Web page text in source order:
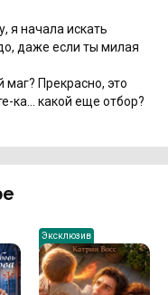
я начала искать
даже если ты милая
маг? Прекрасно, это
ка… какой еще отбор?
Эксклюзив